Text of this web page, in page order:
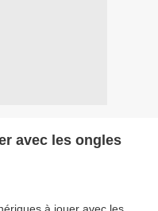
avec les ongles